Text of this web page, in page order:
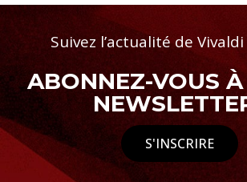
Suivez l’actualité de
ABONNEZ-VOUS
S'INSCRIRE